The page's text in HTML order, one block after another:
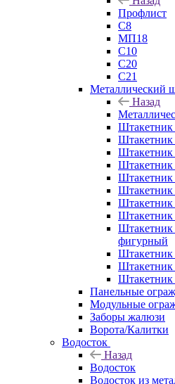
Профлист
С8
МП18
С10
С20
С21
Металлический
Назад
фигурный
Штакетник
Панельные
Модульные
Заборы жалюзи
Ворота/Калитки
Водосток
Назад
Водосток
Водосток из